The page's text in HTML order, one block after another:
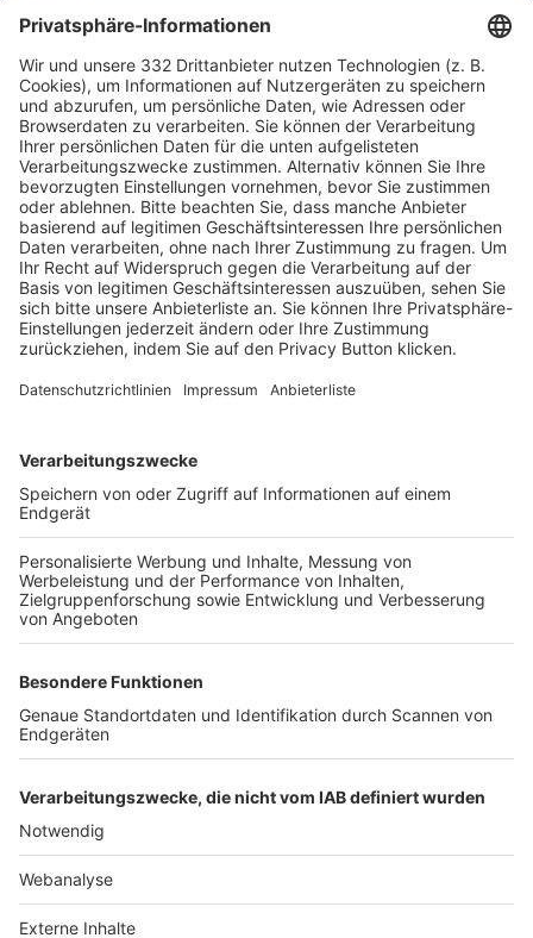
HÄUFIG BESUCHTE SEITEN
Pässe und Vereinswechsel
Trainerausbildung
Schulungsangebot Vereinsmitarbeiter
BFV-Geschäftsstellen
Trainerbörse
Login SpielPlus
FOLGE DEM BFV
TOP-VEREINE
TOP-PARTNER
Nutzungsbedingungen Datenschutz Impressum